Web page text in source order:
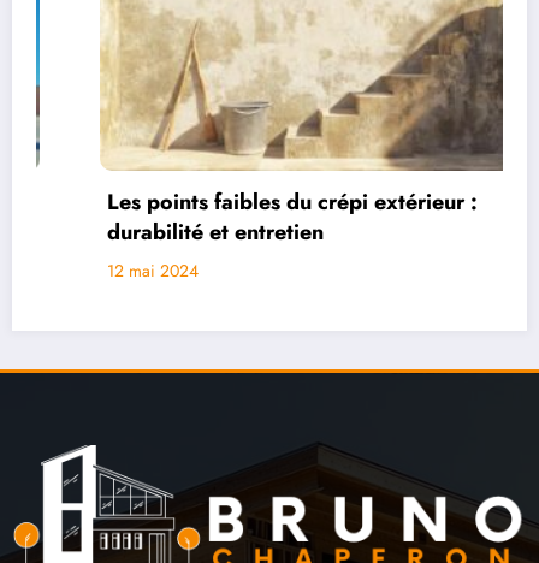
faibles du crépi extérieur :
et entretien
Tout